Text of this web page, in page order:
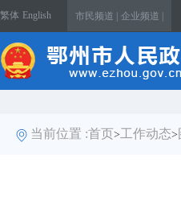
繁体 English 市民频道 | 企业频道 |
当前位置 :首页>工作动态>